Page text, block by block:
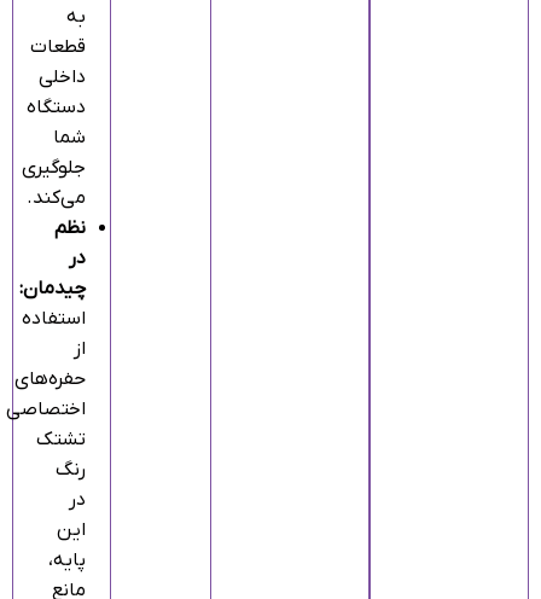
به
قطعات
داخلی
دستگاه
شما
جلوگیری
می‌کند.
نظم
در
چیدمان:
استفاده
از
حفره‌های
اختصاصی
تشتک
رنگ
در
این
پایه،
مانع